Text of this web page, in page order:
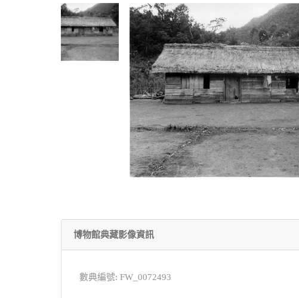
博物館典藏影像資訊
數典編號: FW_0072493